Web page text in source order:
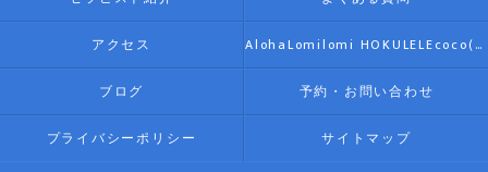
アクセス AlohaLomilomi HOKULELEcoco(アロハロミロミ ホクレレココ)☆彡
ブログ 予約・お問い合わせ
プライバシーポリシー サイトマップ